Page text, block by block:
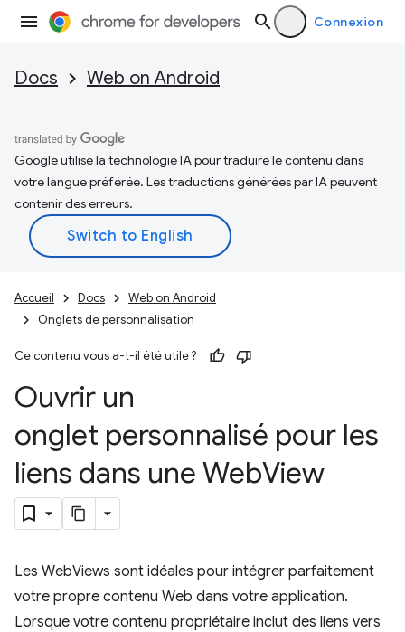
Connexion
Docs Web on Android
Google utilise la technologie IA pour traduire le contenu dans
votre langue préférée. Les traductions générées par IA peuvent
contenir des erreurs.
Accueil Docs
Web on Android
Onglets de personnalisation
Ce contenu vous a-t-il été utile ?
Ouvrir un
onglet personnalisé pour les
liens dans une WebView
Les WebViews sont idéales pour intégrer parfaitement
votre propre contenu Web dans votre application.
Lorsque votre contenu propriétaire inclut des liens vers